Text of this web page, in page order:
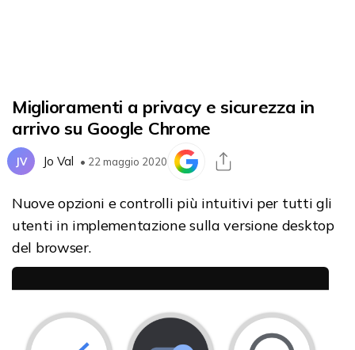
Miglioramenti a privacy e sicurezza in
arrivo su Google Chrome
JV Jo Val • 22 maggio 2020
Nuove opzioni e controlli più intuitivi per tutti gli
utenti in implementazione sulla versione desktop
del browser.